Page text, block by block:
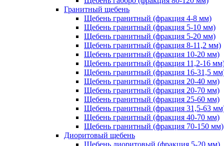
Гранитный щебень
Щебень гранитный (фракция 4-8 мм)
Щебень гранитный (фракция 5-10 мм)
Щебень гранитный (фракция 5-20 мм)
Щебень гранитный (фракция 8-11,2 мм)
Щебень гранитный (фракция 10-20 мм)
Щебень гранитный (фракция 11,2-16
Щебень гранитный (фракция 16-31,5
Щебень гранитный (фракция 20-40 мм)
Щебень гранитный (фракция 20-70 мм)
Щебень гранитный (фракция 25-60 мм)
Щебень гранитный (фракция 31,5-63
Щебень гранитный (фракция 40-70 мм)
Щебень гранитный (фракция 70-150 мм)
Диоритовый щебень
Щебень диоритовый (фракция 5-20 мм)